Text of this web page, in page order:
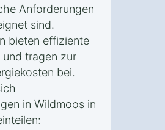
Anforderungen
sind.
bieten effiziente
tragen zur
bei.
in Wildmoos in